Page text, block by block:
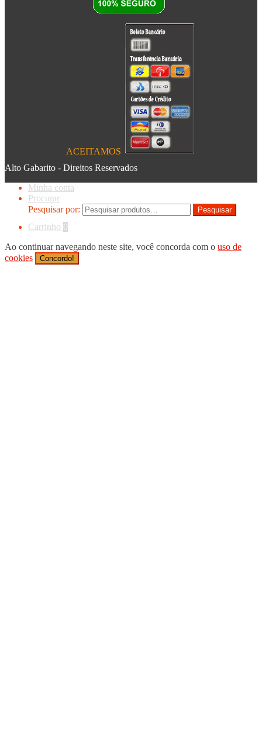
ACEITAMOS
Alto Gabarito - Direitos Reservados
Minha conta
Procurar
Pesquisar por:
Pesquisar
Carrinho 0
Ao continuar navegando neste site, você concorda com o uso de
cookies
Concordo!